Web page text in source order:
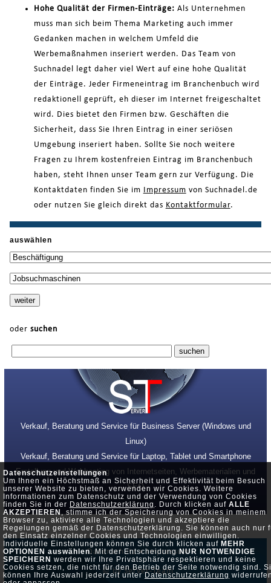
Datenschutzeinstellungen
Um Ihnen ein Höchstmaß an Sicherheit und Effektivität beim Besuch
unserer Website zu bieten, verwenden wir Cookies. Weitere
Informationen zum Datenschutz und der Verwendung von Cookies
finden Sie in der Datenschutzerklärung . Durch klicken auf ALLE
AKZEPTIEREN, stimme ich der Speicherung von Cookies in meinem
Browser zu, aktiviere alle Technologien und akzeptiere die
Regelungen gemäß der Datenschutzerklärung. Sie können auch nur
den Einsatz einzelner Cookies und Technologien einwilligen.
Individuelle Einstellungen können Sie durch klicken auf MEHR
OPTIONEN auswählen. Mit der EntscheidungNUR NOTWENDIGE
SPEICHERN werden wir Ihre Privatsphäre respektieren und keine
Cookies setzen, die nicht für den Betrieb der Seite notwendig sind.
können Ihre Auswahl jederzeit unterDatenschutzerklärung
Hohe Qualität der Firmen-Einträge: Als Unternehmen
muss man sich beim Thema Marketing auch immer
Gedanken machen in welchem Umfeld die
Werbemaßnahmen inseriert werden. Das Team von
Suchnadel legt daher viel Wert auf eine hohe Qualität
der Einträge. Jeder Firmeneintrag im Branchenbuch wird
redaktionell geprüft, eh dieser im Internet freigeschaltet
wird. Dies bietet den Firmen bzw. Geschäften die
Sicherheit, dass Sie Ihren Eintrag in einer seriösen
Umgebung inseriert haben. Sollte Sie noch weitere
Fragen zu Ihrem kostenfreien Eintrag im Branchenbuch
haben, steht Ihnen unser Team gern zur Verfügung. Die
Kontaktdaten finden Sie im
Impressum von Suchnadel.de
oder nutzen Sie gleich direkt das Kontaktformular.
auswählen
oder suchen
Verkauf, Beratung und Service für Business Server (Windows und
Linux)
Verkauf, Beratung und Service für Laptop, Tablet und Smartphone
Erstellung und Webhosting von Internetseiten, Werbematerialien und
SEO
Datenschutz •Impressum
© by Server-Team